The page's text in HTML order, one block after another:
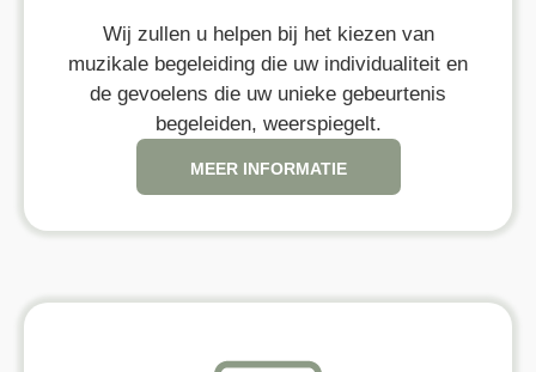
Wij zullen u helpen bij het kiezen van
muzikale begeleiding die uw individualiteit en
de gevoelens die uw unieke gebeurtenis
begeleiden, weerspiegelt.
MEER INFORMATIE